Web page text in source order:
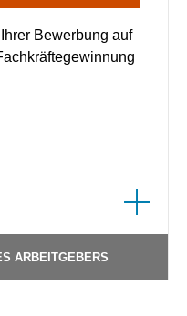
Bewerbung auf
ARBEITGEBERS